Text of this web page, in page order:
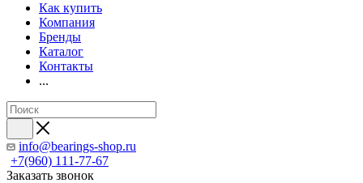
Как купить
Компания
Бренды
Каталог
Контакты
...
info@bearings-shop.ru
+7(960) 111-77-67
Заказать звонок